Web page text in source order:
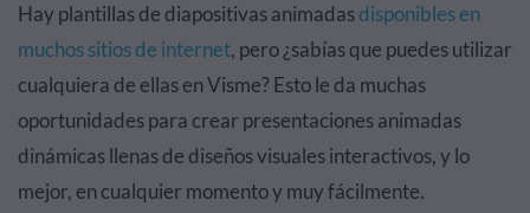
Hay plantillas de diapositivas animadasdisponibles en
muchos sitios de internet, pero ¿sabías que puedes utilizar
cualquiera de ellas en Visme? Esto le da muchas
oportunidades para crear presentaciones animadas
dinámicas llenas de diseños visuales interactivos, y lo
mejor, en cualquier momento y muy fácilmente.